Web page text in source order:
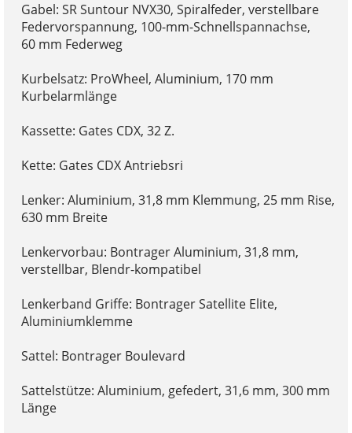
Gabel: SR Suntour NVX30, Spiralfeder, verstellbare
Federvorspannung, 100-mm-Schnellspannachse,
60 mm Federweg
Kurbelsatz: ProWheel, Aluminium, 170 mm
Kurbelarmlänge
Kassette: Gates CDX, 32 Z.
Kette: Gates CDX Antriebsri
Lenker: Aluminium, 31,8 mm Klemmung, 25 mm Rise,
630 mm Breite
Lenkervorbau: Bontrager Aluminium, 31,8 mm,
verstellbar, Blendr-kompatibel
Lenkerband Griffe: Bontrager Satellite Elite,
Aluminiumklemme
Sattel: Bontrager Boulevard
Sattelstütze: Aluminium, gefedert, 31,6 mm, 300 mm
Länge